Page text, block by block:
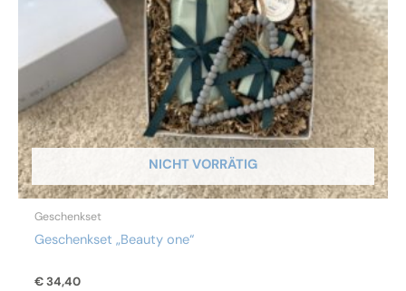
NICHT VORRÄTIG
Geschenkset
Geschenkset „Beauty one“
€34,40